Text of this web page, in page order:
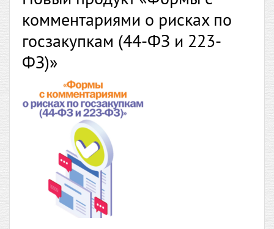
комментариями о рисках по
госзакупкам (44-ФЗ и 223-
ФЗ)»